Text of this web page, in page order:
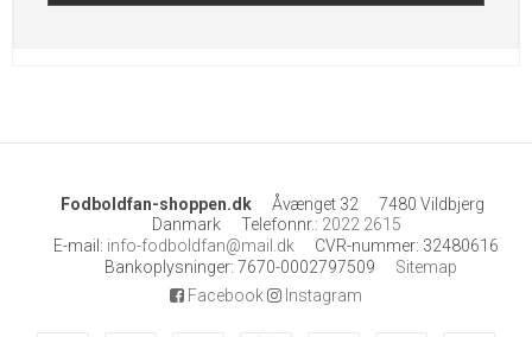
Fodboldfan-shoppen.dk Åvænget 32
7480 Vildbjerg
Danmark
Telefonnr.: 2022 2615
E-mail : info-fodboldfan@mail.dk CVR-nummer: 32480616
Bankoplysninger: 7670-0002797509
Sitemap
Facebook
Instagram